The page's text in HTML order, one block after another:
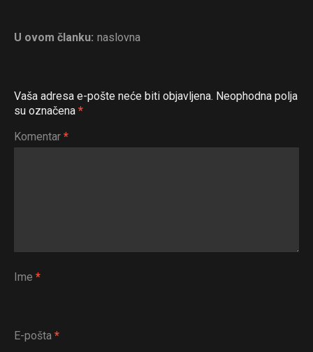
U ovom članku: naslovna
Vaša adresa e-pošte neće biti objavljena. Neophodna polja
su označena *
Komentar *
Ime *
E-pošta *